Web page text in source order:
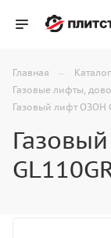
Главная — Каталог
Газовые лифты,
Газовый лифт ОЗОН